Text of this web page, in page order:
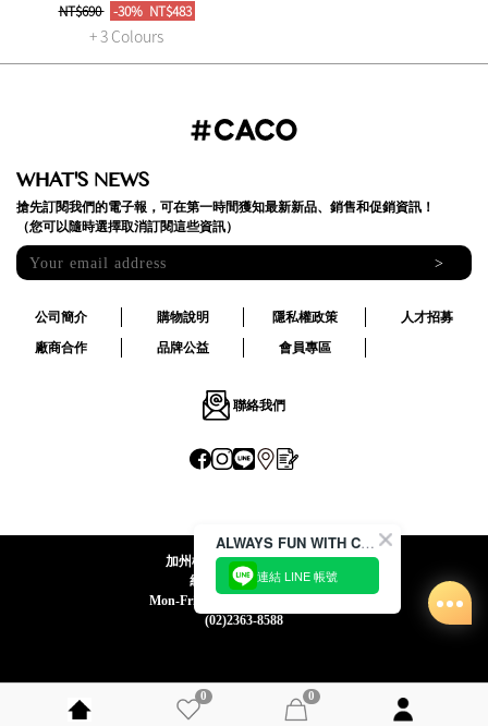
NT$690 -30% NT$483
+ 3 Colours
0 0
WHAT'S NEWS
搶先訂閱我們的電子報，可在第一時間獲知最新新品、銷售和促銷資訊！
（您可以隨時選擇取消訂閱這些資訊）
>
公司簡介 購物說明 隱私權政策
人才招募
廠商合作
品牌公益 會員專區
聯絡我們
加州椰子國際股份有限公司
統一編號:24492069
Mon-Fri 09:00-12:30 / 13:30-18:00
(02)2363-8588
ALWAYS FUN WITH CACO !
連結 LINE 帳號